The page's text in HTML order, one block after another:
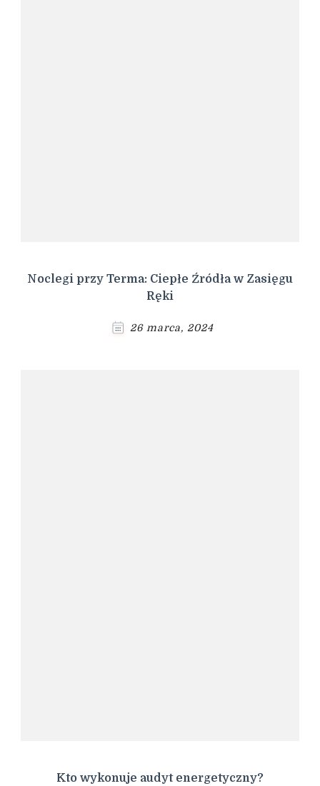
Noclegi przy Terma: Ciepłe Źródła w Zasięgu
Ręki
26 marca, 2024
Kto wykonuje audyt energetyczny?